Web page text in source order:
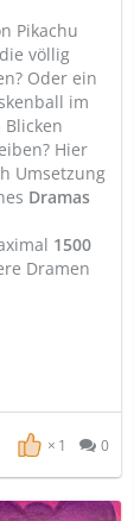
Pikachu
völlig
Oder ein
im
Hier
Umsetzung
Dramas
1500
Dramen
1 0